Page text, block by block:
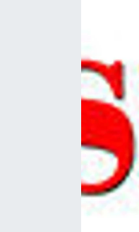
Teknoloji
Tokat Haberleri